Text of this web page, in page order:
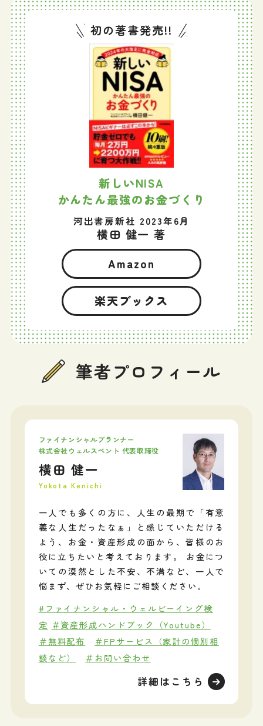
初の著書発売!!
新しいNISA
かんたん最強のお金づくり
河出書房新社 2023年6月
横田 健一 著
Amazon
楽天ブックス
筆者プロフィール
ファイナンシャルプランナー
株式会社ウェルスペント 代表取締役
横田 健一
Yokota Kenichi
一人でも多くの方に、人生の最期で「有意
義な人生だったなぁ」と感じていただける
よう、お金・資産形成の面から、皆様のお
役に立ちたいと考えております。 お金につ
いての漠然とした不安、不満など、一人で
悩まず、ぜひお気軽にご相談ください。
#ファイナンシャル・ウェルビーイング検
定 ＃資産形成ハンドブック（Youtube）
＃無料配布
＃FPサービス（家計の個別相
談など）
＃お問い合わせ
詳細はこちら